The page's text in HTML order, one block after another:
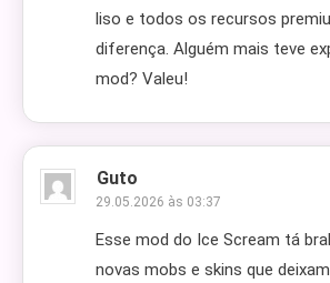
liso e todos os recursos
diferença. Alguém mais teve
mod? Valeu!
Guto
29.05.2026 às 03:37
Esse mod do Ice Scream tá
novas mobs e skins que